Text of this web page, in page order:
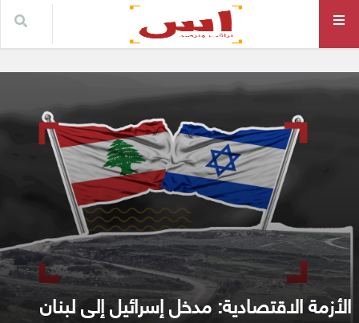
الأزمة الاقتصادية: مدخل إسرائيل إلى لبنان